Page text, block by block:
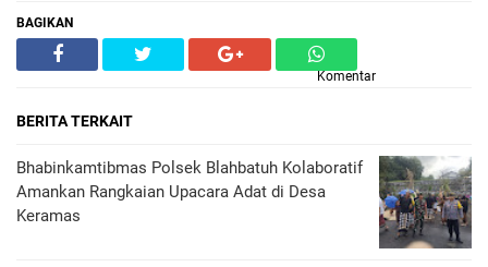
BAGIKAN
Komentar
BERITA TERKAIT
Bhabinkamtibmas Polsek Blahbatuh Kolaboratif
Amankan Rangkaian Upacara Adat di Desa
Keramas